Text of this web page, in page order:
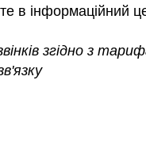
в інформаційний
згідно з